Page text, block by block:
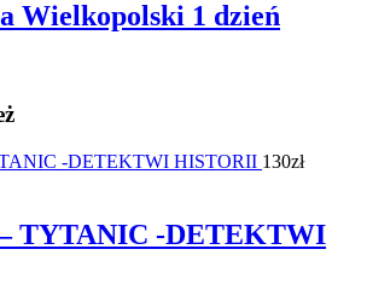
Wielkopolski 1 dzień
130zł
– TYTANIC -DETEKTWI